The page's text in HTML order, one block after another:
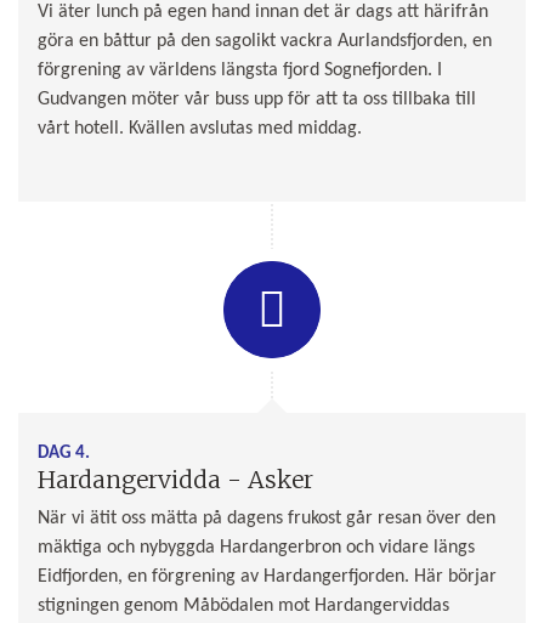
Vi äter lunch på egen hand innan det är dags att härifrån
göra en båttur på den sagolikt vackra Aurlandsfjorden, en
förgrening av världens längsta fjord Sognefjorden. I
Gudvangen möter vår buss upp för att ta oss tillbaka till
vårt hotell. Kvällen avslutas med middag.
DAG 4.
Hardangervidda - Asker
När vi ätit oss mätta på dagens frukost går resan över den
mäktiga och nybyggda Hardangerbron och vidare längs
Eidfjorden, en förgrening av Hardangerfjorden. Här börjar
stigningen genom Måbödalen mot Hardangerviddas